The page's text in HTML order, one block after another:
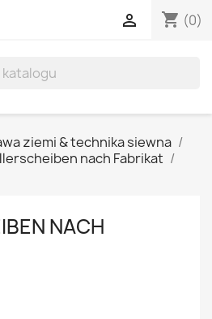
shopping_cart (0)

ziemi & technika siewna
nach Fabrikat
NACH